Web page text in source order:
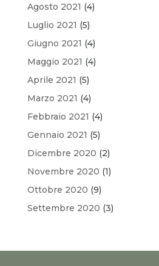
Agosto 2021 (4)
Luglio 2021 (5)
Giugno 2021 (4)
Maggio 2021 (4)
Aprile 2021 (5)
Marzo 2021 (4)
Febbraio 2021 (4)
Gennaio 2021 (5)
Dicembre 2020 (2)
Novembre 2020 (1)
Ottobre 2020 (9)
Settembre 2020 (3)